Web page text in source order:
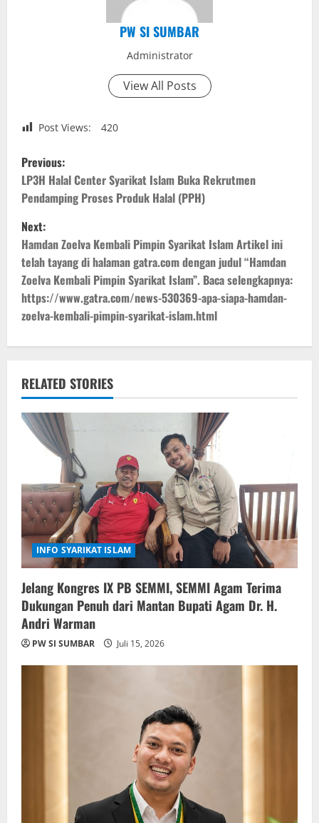
PW SI SUMBAR
Administrator
View All Posts
Post Views: 420
P
o
s
t
n
a
g
a
i
o
n
Previous:
LP3H Halal Center Syarikat Islam Buka Rekrutmen
Pendamping Proses Produk Halal (PPH)
Next:
Hamdan Zoelva Kembali Pimpin Syarikat Islam Artikel ini
telah tayang di halaman gatra.com dengan judul “Hamdan
Zoelva Kembali Pimpin Syarikat Islam”. Baca selengkapnya:
https://www.gatra.com/news-530369-apa-siapa-hamdan-
zoelva-kembali-pimpin-syarikat-islam.html
RELATED STORIES
INFO SYARIKAT ISLAM
Jelang Kongres IX PB SEMMI, SEMMI Agam Terima
Dukungan Penuh dari Mantan Bupati Agam Dr. H.
Andri Warman
PW SI SUMBAR Juli 15, 2026